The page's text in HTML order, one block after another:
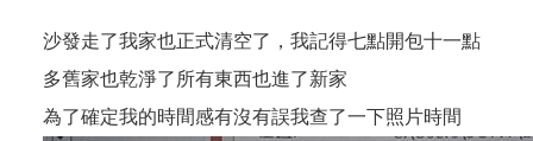
沙發走了我家也正式清空了，我記得七點開包十一點
多舊家也乾淨了所有東西也進了新家
為了確定我的時間感有沒有誤我查了一下照片時間